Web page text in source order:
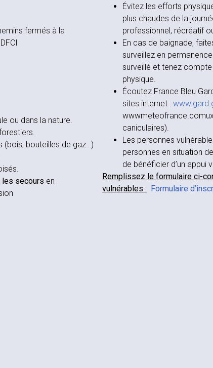
fermés à la
ou dans la nature.
bouteilles de gaz…)
secours en
Évitez les efforts
plus chaudes de la
professionnel, récréatif
En cas de baignade,
surveillez en
surveillé et tenez
physique.
Écoutez France Bleu
sites internet :
caniculaires).
Les personnes
personnes en situation
de bénéficier d’un appui
Remplissez le formulaire ci-
vulnérables : Formulaire